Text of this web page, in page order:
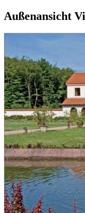
Außenansicht